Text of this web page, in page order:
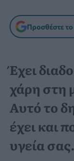
Προσθέστε
Έχει
χάρη στη
Αυτό το
έχει και
υγεία